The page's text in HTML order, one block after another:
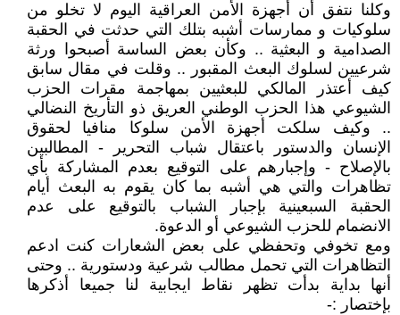
وكلنا نتفق أن أجهزة الأمن العراقية اليوم لا تخلو من
سلوكيات و ممارسات أشبه بتلك التي حدثت في الحقبة
الصدامية و البعثية .. وكأن بعض الساسة أصبحوا ورثة
شرعيين لسلوك البعث المقبور .. وقلت في مقال سابق
كيف أعتذر المالكي للبعثيين بمهاجمة مقرات الحزب
الشيوعي هذا الحزب الوطني العريق ذو التأريخ النضالي
.. وكيف سلكت أجهزة الأمن سلوكا منافيا لحقوق
الإنسان والدستور باعتقال شباب التحرير - المطالبين
بالإصلاح - وإجبارهم على التوقيع بعدم المشاركة بأي
تظاهرات والتي هي أشبه بما كان يقوم به البعث أيام
الحقبة السبعينية بإجبار الشباب بالتوقيع على عدم
الانضمام للحزب الشيوعي أو الدعوة.
ومع تخوفي وتحفظي على بعض الشعارات كنت ادعم
التظاهرات التي تحمل مطالب شرعية ودستورية .. وحتى
أنها بداية بدأت تظهر نقاط ايجابية لنا جميعا أذكرها
بإختصار :-